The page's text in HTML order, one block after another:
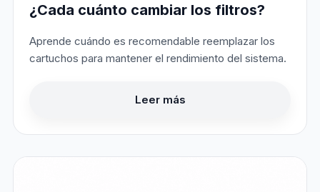
¿Cada cuánto cambiar los filtros?
Aprende cuándo es recomendable reemplazar los
cartuchos para mantener el rendimiento del sistema.
Leer más